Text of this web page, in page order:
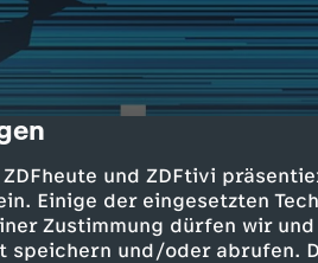
und ZDFtivi
Einige der eingesetzten
Zustimmung dürfen wir
speichern und/oder abrufen.
abgestürzt/